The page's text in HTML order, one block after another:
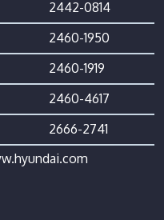
2442-0814
2460-1950
2460-1919
2460-4617
2666-2741